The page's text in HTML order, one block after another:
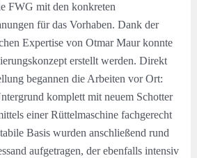
FWG mit den konkreten
für das Vorhaben. Dank der
Expertise von Otmar Maur konnte
erstellt werden. Direkt
begannen die Arbeiten vor Ort:
komplett mit neuem Schotter
einer Rüttelmaschine fachgerecht
Basis wurden anschließend rund
aufgetragen, der ebenfalls intensiv